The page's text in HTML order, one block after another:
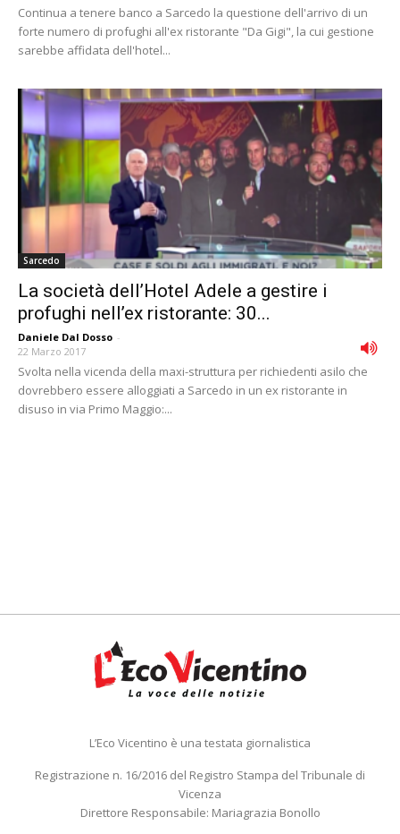
Continua a tenere banco a Sarcedo la questione dell'arrivo di un
forte numero di profughi all'ex ristorante "Da Gigi", la cui gestione
sarebbe affidata dell'hotel...
Sarcedo
La società dell’Hotel Adele a gestire i
profughi nell’ex ristorante: 30...
Daniele Dal Dosso -
22 Marzo 2017
Svolta nella vicenda della maxi-struttura per richiedenti asilo che
dovrebbero essere alloggiati a Sarcedo in un ex ristorante in
disuso in via Primo Maggio:...
L’Eco Vicentino è una testata giornalistica
Registrazione n. 16/2016 del Registro Stampa del Tribunale di
Vicenza
Direttore Responsabile: Mariagrazia Bonollo